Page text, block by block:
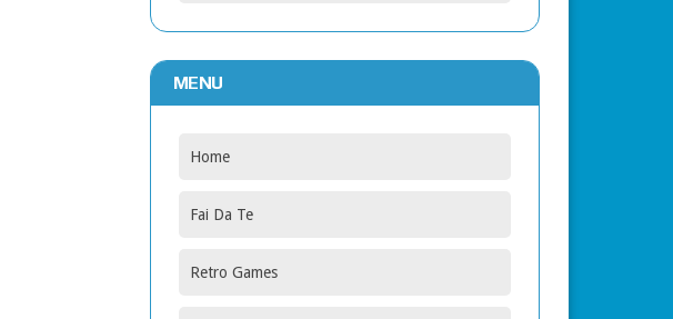
MENU
Home
Fai Da Te
Retro Games